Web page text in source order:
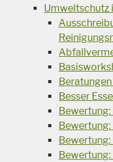
Umweltschutz
Besser
Bewertung: